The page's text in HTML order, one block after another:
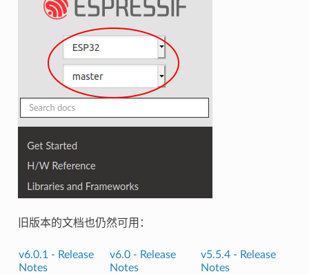
旧版本的文档也仍然可用：
v6.0.1 - Release
Notes
v6.0 - Release
Notes
v5.5.4 - Release
Notes